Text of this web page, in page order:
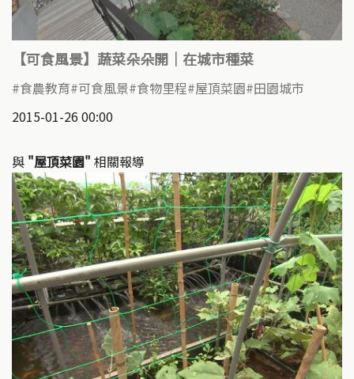
【可食風景】蔬菜朵朵開｜在城市種菜
食農教育 可食風景 食物里程 屋頂菜園 田園城市
2015-01-26 00:00
與 "屋頂菜園" 相關報導